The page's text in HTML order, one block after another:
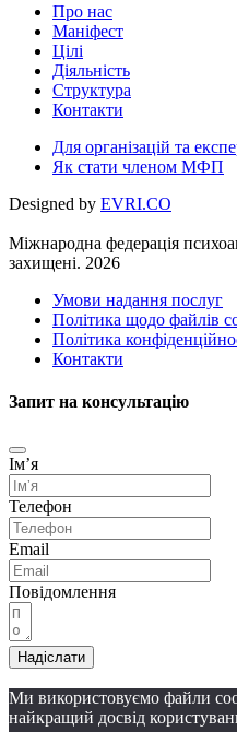
Про нас
Маніфест
Цілі
Діяльність
Структура
Контакти
Для організацій та
Як стати членом МФП
Designed by EVRI.CO
Міжнародна федерація
захищені. 2026
Умови надання послуг
Політика щодо файлів
Політика
Контакти
Запит на консультацію
Імʼя
Телефон
Email
Повідомлення
Надіслати
Ми використовуємо файли
найкращий досвід